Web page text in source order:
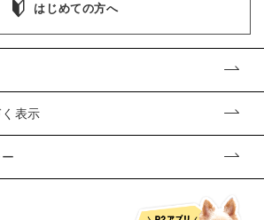
はじめての方へ
表示